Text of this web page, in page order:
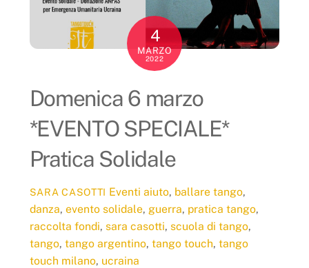
4
MARZO
2022
Domenica 6 marzo
*EVENTO SPECIALE*
Pratica Solidale
SARA CASOTTI Eventi aiuto, ballare tango,
danza, evento solidale, guerra, pratica tango,
raccolta fondi, sara casotti, scuola di tango,
tango, tango argentino, tango touch, tango
touch milano, ucraina